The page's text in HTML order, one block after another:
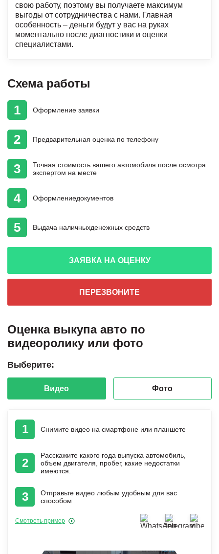
свою работу, поэтому вы получаете максимум
выгоды от сотрудничества с нами. Главная
особенность – деньги будут у вас на руках
моментально после диагностики и оценки
специалистами.
Схема работы
1 Оформление заявки
2 Предварительная оценка по телефону
3 Точная стоимость вашего автомобиля после осмотра
экспертом на месте
4 Оформлениедокументов
5 Выдача наличныхденежных средств
ЗАЯВКА НА ОЦЕНКУ
ПЕРЕЗВОНИТЕ
Оценка выкупа авто по
видеоролику или фото
Выберите:
Видео Фото
1 Снимите видео на смартфоне или планшете
2
Расскажите какого года выпуска автомобиль,
объем двигателя, пробег, какие недостатки
имеются.
3
Отправьте видео любым удобным для вас
способом
Смотреть пример